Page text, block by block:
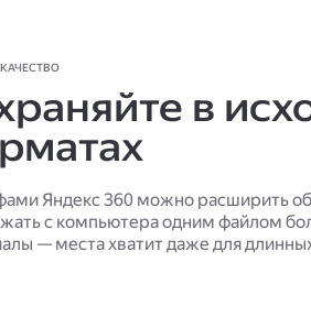
в
Яндекс 360 можно расширить
с компьютера одним файлом
— места хватит даже для